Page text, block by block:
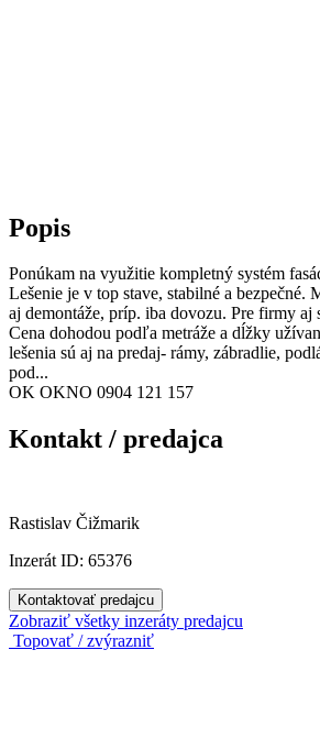
Popis
Ponúkam na využitie kompletný systém
Lešenie je v top stave, stabilné a bezpečné.
aj demontáže, príp. iba dovozu. Pre firmy aj
Cena dohodou podľa metráže a dĺžky
lešenia sú aj na predaj- rámy, zábradlie,
pod...
OK OKNO 0904 121 157
Kontakt / predajca
Rastislav Čižmarik
Inzerát ID: 65376
Kontaktovať predajcu
Zobraziť všetky inzeráty predajcu
Topovať / zvýrazniť